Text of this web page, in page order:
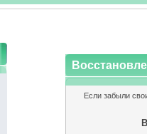
Если забыли